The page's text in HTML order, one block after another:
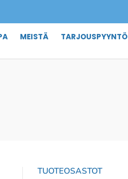
MEISTÄ TARJOUSPYYNTÖ
TUOTEOSASTOT